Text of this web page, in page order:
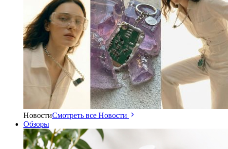
НовостиСмотреть все Новости
Обзоры